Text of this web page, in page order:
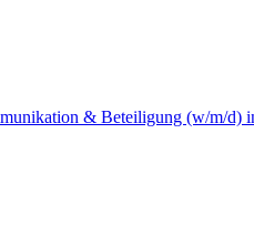
& Beteiligung (w/m/d)